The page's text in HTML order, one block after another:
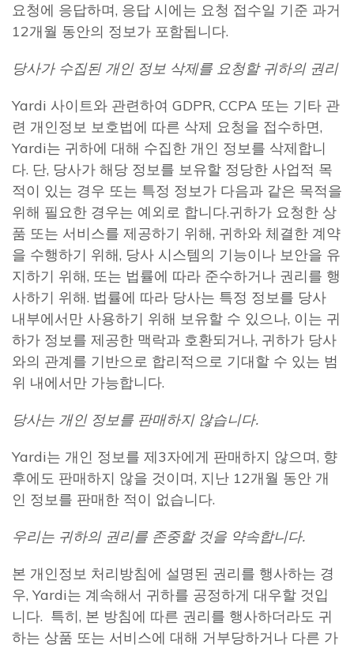
요청에 응답하며, 응답 시에는 요청 접수일 기준 과거
12개월 동안의 정보가 포함됩니다.
당사가 수집된 개인 정보 삭제를 요청할 귀하의 권리
Yardi 사이트와 관련하여 GDPR, CCPA 또는 기타 관
련 개인정보 보호법에 따른 삭제 요청을 접수하면,
Yardi는 귀하에 대해 수집한 개인 정보를 삭제합니
다. 단, 당사가 해당 정보를 보유할 정당한 사업적 목
적이 있는 경우 또는 특정 정보가 다음과 같은 목적을
위해 필요한 경우는 예외로 합니다.귀하가 요청한 상
품 또는 서비스를 제공하기 위해, 귀하와 체결한 계약
을 수행하기 위해, 당사 시스템의 기능이나 보안을 유
지하기 위해, 또는 법률에 따라 준수하거나 권리를 행
사하기 위해. 법률에 따라 당사는 특정 정보를 당사
내부에서만 사용하기 위해 보유할 수 있으나, 이는 귀
하가 정보를 제공한 맥락과 호환되거나, 귀하가 당사
와의 관계를 기반으로 합리적으로 기대할 수 있는 범
위 내에서만 가능합니다.
당사는 개인 정보를 판매하지 않습니다.
Yardi는 개인 정보를 제3자에게 판매하지 않으며, 향
후에도 판매하지 않을 것이며, 지난 12개월 동안 개
인 정보를 판매한 적이 없습니다.
우리는 귀하의 권리를 존중할 것을 약속합니다.
본 개인정보 처리방침에 설명된 권리를 행사하는 경
우, Yardi는 계속해서 귀하를 공정하게 대우할 것입
니다. 특히, 본 방침에 따른 권리를 행사하더라도 귀
하는 상품 또는 서비스에 대해 거부당하거나 다른 가